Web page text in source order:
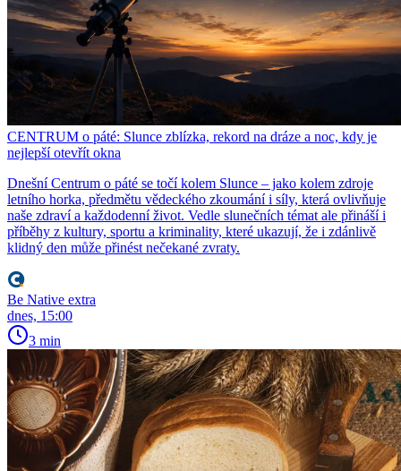
CENTRUM o páté: Slunce zblízka, rekord na dráze a noc, kdy je
nejlepší otevřít okna
Dnešní Centrum o páté se točí kolem Slunce – jako kolem zdroje
letního horka, předmětu vědeckého zkoumání i síly, která ovlivňuje
naše zdraví a každodenní život. Vedle slunečních témat ale přináší i
příběhy z kultury, sportu a kriminality, které ukazují, že i zdánlivě
klidný den může přinést nečekané zvraty.
Be Native extra
dnes, 15:00
3 min